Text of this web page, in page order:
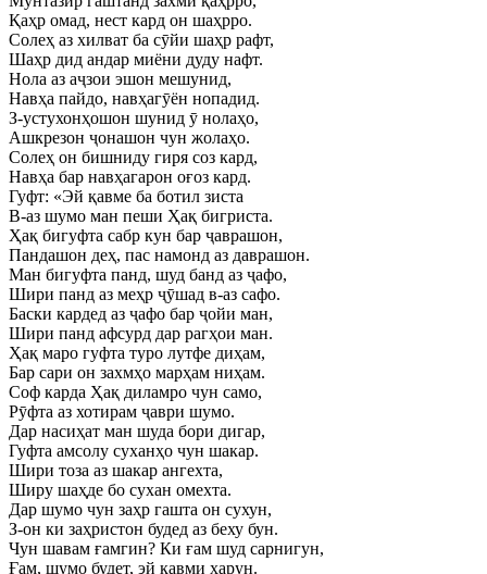
Қаҳр омад, нест кард он шаҳрро.
Солеҳ аз хилват ба сӯйи шаҳр рафт,
Шаҳр дид андар миёни дуду нафт.
Нола аз аҷзои эшон мешунид,
Навҳа пайдо, навҳагӯён нопадид.
З-устухонҳошон шунид ӯ нолаҳо,
Ашкрезон ҷонашон чун жолаҳо.
Солеҳ он бишниду гиря соз кард,
Навҳа бар навҳагарон оғоз кард.
Гуфт: «Эй қавме ба ботил зиста
В-аз шумо ман пеши Ҳақ бигриста.
Ҳақ бигуфта сабр кун бар ҷаврашон,
Пандашон деҳ, пас намонд аз даврашон.
Ман бигуфта панд, шуд банд аз ҷафо,
Шири панд аз меҳр ҷӯшад в-аз сафо.
Баски кардед аз ҷафо бар ҷойи ман,
Шири панд афсурд дар рагҳои ман.
Ҳақ маро гуфта туро лутфе диҳам,
Бар сари он захмҳо марҳам ниҳам.
Соф карда Ҳақ диламро чун само,
Рӯфта аз хотирам ҷаври шумо.
Дар насиҳат ман шуда бори дигар,
Гуфта амсолу суханҳо чун шакар.
Шири тоза аз шакар ангехта,
Ширу шаҳде бо сухан омехта.
Дар шумо чун заҳр гашта он сухун,
З-он ки заҳристон будед аз беху бун.
Чун шавам ғамгин? Ки ғам шуд сарнигун,
Ғам, шумо будет, эй қавми ҳарун.